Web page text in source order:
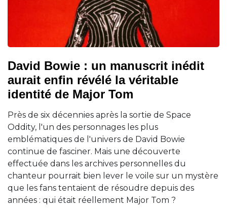
David Bowie : un manuscrit inédit
aurait enfin révélé la véritable
identité de Major Tom
Près de six décennies après la sortie de Space
Oddity, l'un des personnages les plus
emblématiques de l'univers de David Bowie
continue de fasciner. Mais une découverte
effectuée dans les archives personnelles du
chanteur pourrait bien lever le voile sur un mystère
que les fans tentaient de résoudre depuis des
années : qui était réellement Major Tom ?